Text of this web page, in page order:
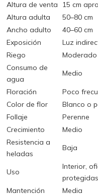
Altura de venta
15 cm
Altura adulta
50–80 cm
Ancho adulto
40–60 cm
Exposición
Luz
Riego
Moderado
Consumo de
agua
Medio
Floración
Poco
Color de flor
Blanco o
Follaje
Perenne
Crecimiento
Medio
Resistencia a
heladas
Baja
Uso
Interior,
Mantención
Media